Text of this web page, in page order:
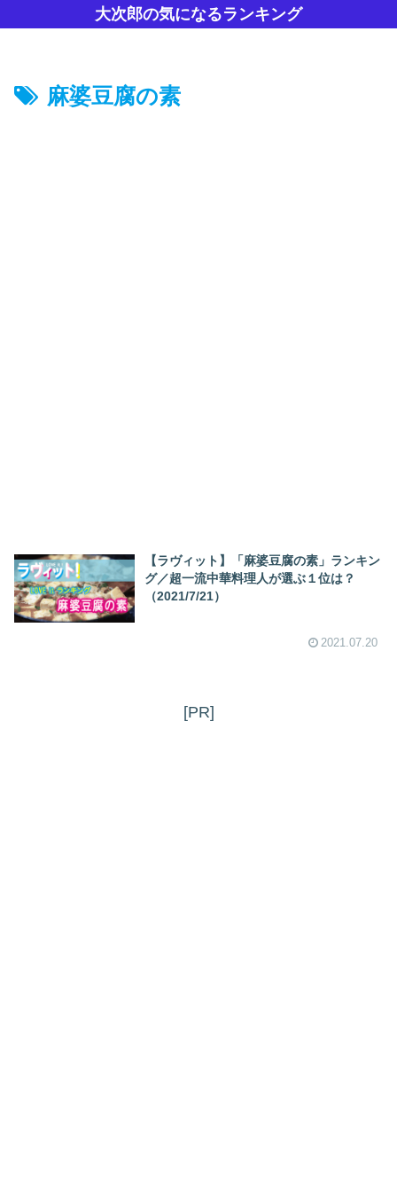
大次郎の気になるランキング
麻婆豆腐の素
【ラヴィット】「麻婆豆腐の素」ランキン
グ／超一流中華料理人が選ぶ１位は？
（2021/7/21）
2021.07.20
[PR]